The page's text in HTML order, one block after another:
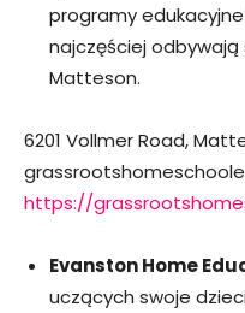
programy
najczęściej
Matteson.
6201 Vollmer Road,
https://
Evanston Home
uczących swoje